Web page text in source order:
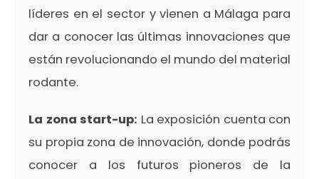
líderes en el sector y vienen a Málaga para
dar a conocer las últimas innovaciones que
están revolucionando el mundo del material
rodante.
La zona start-up: La exposición cuenta con
su propia zona de innovación, donde podrás
conocer a los futuros pioneros de la